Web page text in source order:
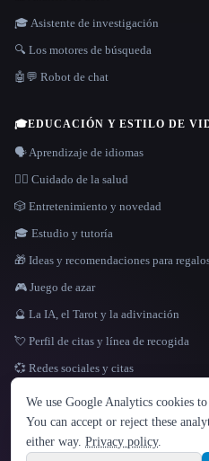
IDIOMA
English español Français
Hindi
🎓 Asistente de investigación
🔍 Los motores de búsqueda
🤖💬 Robot de chat
🎓EDUCACIÓN Y ESTILO DE
🗣️ Aprendizaje de idiomas
👩‍⚕️ Cuidado de la salud
🎲 Entretenimiento y novedad
🎓 Estudio y tutoría
🎁 Ideas y recomendaciones para
🎮 Juego de azar
🔮 La IA, el Tarot y la adivinación
💘 Perfil de citas y línea de recogida
💞 Redes sociales y citas
© 2026 That AI Collection. Todos los
We use Google Analytics cookies
You can accept or reject these
either way. Privacy policy.